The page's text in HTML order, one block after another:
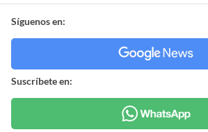
Síguenos en:
Suscríbete en: